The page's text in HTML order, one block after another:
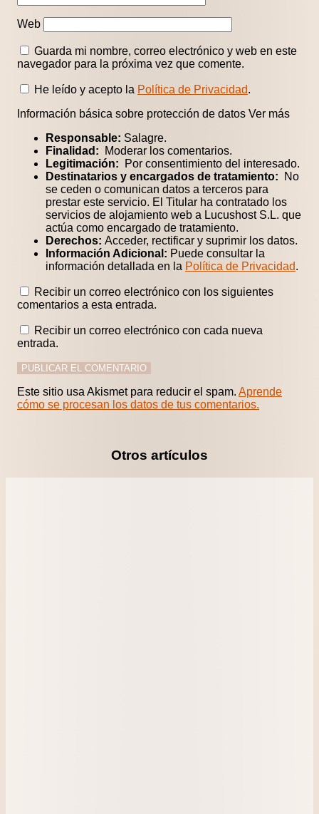
Web
Guarda mi nombre, correo electrónico y web en este
navegador para la próxima vez que comente.
He leído y acepto la Política de Privacidad.
Información básica sobre protección de datos Ver más
Responsable: Salagre.
Finalidad: Moderar los comentarios.
Legitimación: Por consentimiento del interesado.
Destinatarios y encargados de tratamiento: No
se ceden o comunican datos a terceros para
prestar este servicio. El Titular ha contratado los
servicios de alojamiento web a Lucushost S.L. que
actúa como encargado de tratamiento.
Derechos: Acceder, rectificar y suprimir los datos.
Información Adicional: Puede consultar la
información detallada en la Política de Privacidad.
Recibir un correo electrónico con los siguientes
comentarios a esta entrada.
Recibir un correo electrónico con cada nueva
entrada.
Este sitio usa Akismet para reducir el spam. Aprende
cómo se procesan los datos de tus comentarios.
Otros artículos